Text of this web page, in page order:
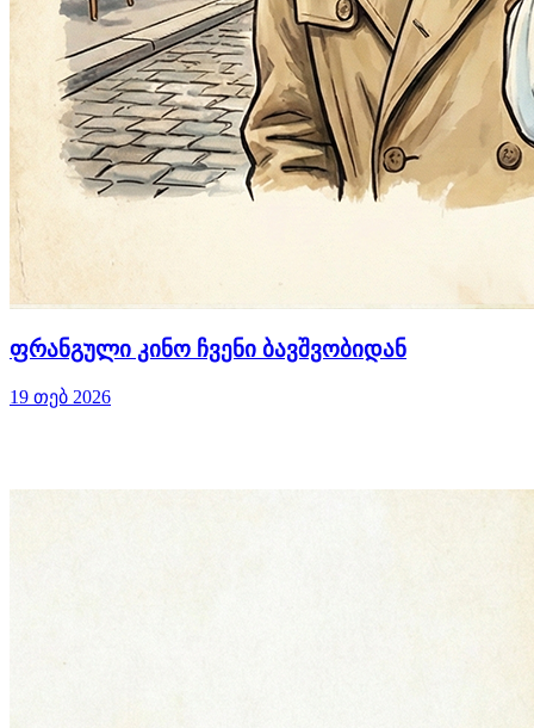
ფრანგული კინო ჩვენი ბავშვობიდან
19 თებ 2026